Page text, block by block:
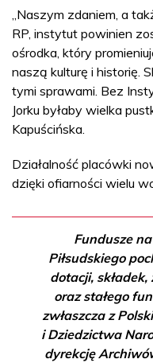
„Naszym zdaniem, a
RP, instytut powinien
ośrodka, który
naszą kulturę i historię.
tymi sprawami. Bez
Jorku byłaby wielka
Kapuścińska.
Działalność placówki
dzięki ofiarności wielu
Fundusze
Piłsudskiego
dotacji,
oraz stałego
zwłaszcza z
i Dziedzictwa
dyrekcję